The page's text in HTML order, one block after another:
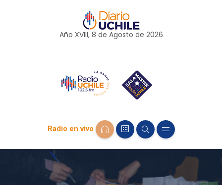
Año XVIII, 8 de Agosto de 2026
Radio en vivo